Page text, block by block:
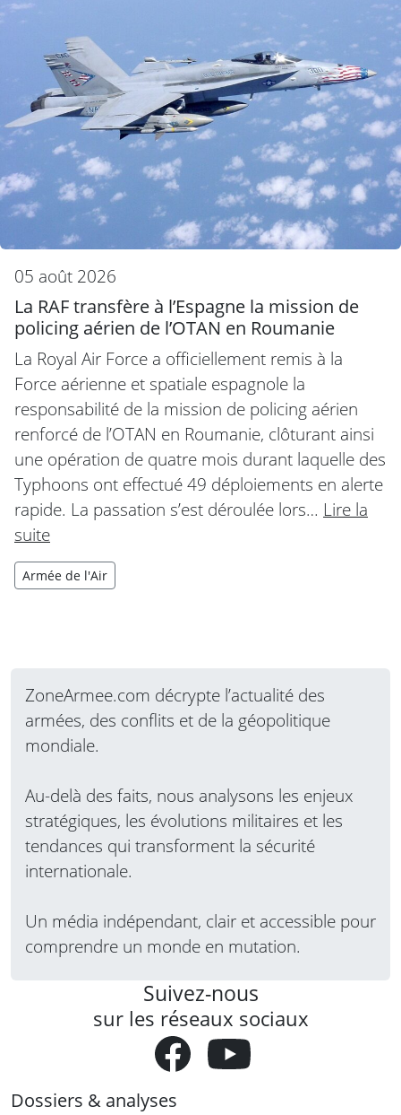
05 août 2026
La RAF transfère à l’Espagne la mission de
policing aérien de l’OTAN en Roumanie
La Royal Air Force a officiellement remis à la
Force aérienne et spatiale espagnole la
responsabilité de la mission de policing aérien
renforcé de l’OTAN en Roumanie, clôturant ainsi
une opération de quatre mois durant laquelle des
Typhoons ont effectué 49 déploiements en alerte
rapide. La passation s’est déroulée lors… Lire la
suite
Armée de l'Air
ZoneArmee.com décrypte l’actualité des
armées, des conflits et de la géopolitique
mondiale.
Au-delà des faits, nous analysons les enjeux
stratégiques, les évolutions militaires et les
tendances qui transforment la sécurité
internationale.
Un média indépendant, clair et accessible pour
comprendre un monde en mutation.
Suivez-nous
sur les réseaux sociaux
Dossiers & analyses